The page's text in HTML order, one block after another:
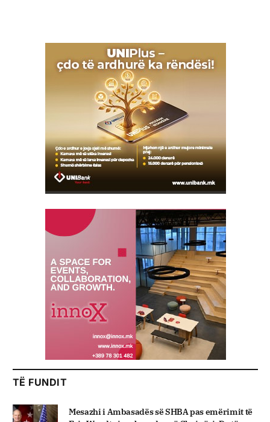
TË FUNDIT
Mesazhi i Ambasadës së SHBA pas emërimit të